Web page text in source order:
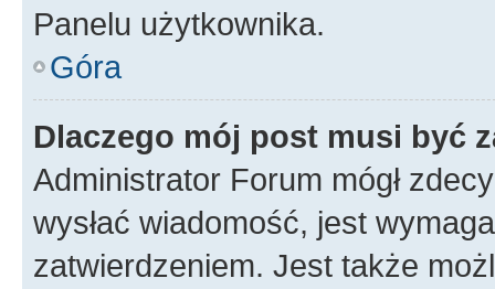
Panelu użytkownika.
Góra
Dlaczego mój post musi być
Administrator Forum mógł
wysłać wiadomość, jest
zatwierdzeniem. Jest także